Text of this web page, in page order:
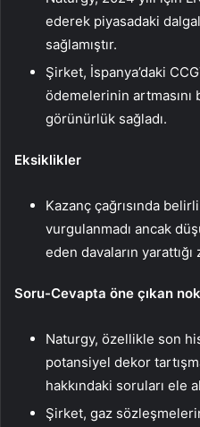
ederek piyasadaki
sağlamıştır.
Şirket, İspanya’daki
ödemelerinin artmasını
görünürlük sağladı.
Eksiklikler
Kazanç çağrısında
vurgulanmadı ancak
eden davaların
Soru-Cevapta öne çıkan
Naturgy, özellikle son
potansiyel dekor
hakkındaki soruları ele
Şirket, gaz